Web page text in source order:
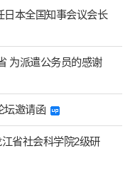
日本全国知事会议会长
为派遣公务员的感谢
坛邀请函
省社会科学院2级研